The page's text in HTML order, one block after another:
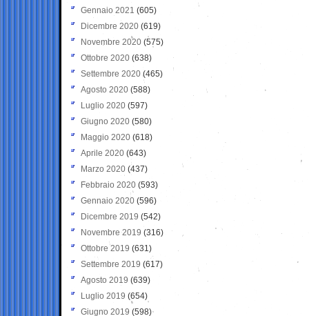
Gennaio 2021 (605)
Dicembre 2020 (619)
Novembre 2020 (575)
Ottobre 2020 (638)
Settembre 2020(465)
Agosto 2020 (588)
Luglio 2020 (597)
Giugno 2020 (580)
Maggio 2020 (618)
Aprile 2020 (643)
Marzo 2020 (437)
Febbraio 2020 (593)
Gennaio 2020 (596)
Dicembre 2019 (542)
Novembre 2019 (316)
Ottobre 2019 (631)
Settembre 2019 (617)
Agosto 2019 (639)
Luglio 2019 (654)
Giugno 2019 (598)